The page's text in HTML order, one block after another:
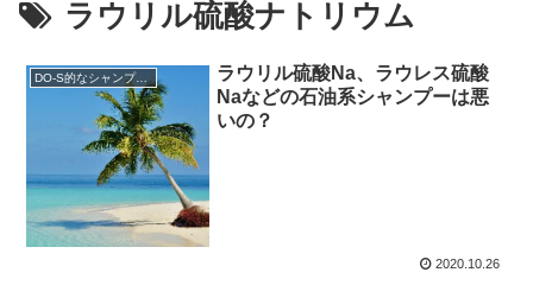
ラウリル硫酸ナトリウム
DO-S的なシャンプー解析
ラウリル硫酸Na、ラウレス硫酸
Naなどの石油系シャンプーは悪
いの？
2020.10.26